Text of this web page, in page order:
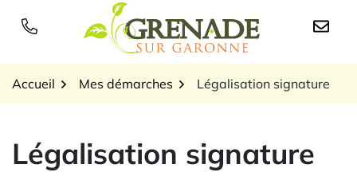
Logo Grenade sur
Accueil Mes démarches Légalisation signature
Légalisation signature